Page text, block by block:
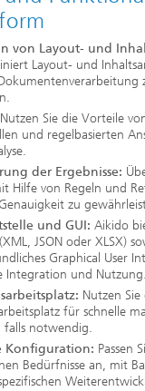
von Layout- und
Layout- und
Nutzen Sie die Vorteile
und regelbasierten
der Ergebnisse:
Hilfe von Regeln und
zu
und GUI: Aikido
JSON oder XLSX)
Graphical User
Integration und Nutzung.
Nutzen Sie
für schnelle
falls notwendig.
Konfiguration: Passen
Bedürfnisse an, mit